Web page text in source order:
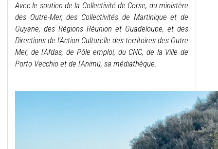
Avec le soutien de la Collectivité de Corse, du ministère
des Outre-Mer, des Collectivités de Martinique et de
Guyane, des Régions Réunion et Guadeloupe, et des
Directions de l'Action Culturelle des territoires des Outre
Mer, de l'Afdas, de Pôle emploi, du CNC, de la Ville de
Porto Vecchio et de l'Animù, sa médiathèque.